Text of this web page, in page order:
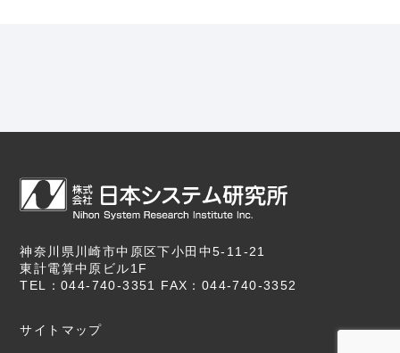
神奈川県川崎市中原区下小田中5-11-21
東計電算中原ビル1F
TEL：044-740-3351 FAX：044-740-3352
サイトマップ